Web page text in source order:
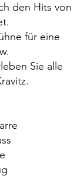
den Hits von
für eine
Sie alle